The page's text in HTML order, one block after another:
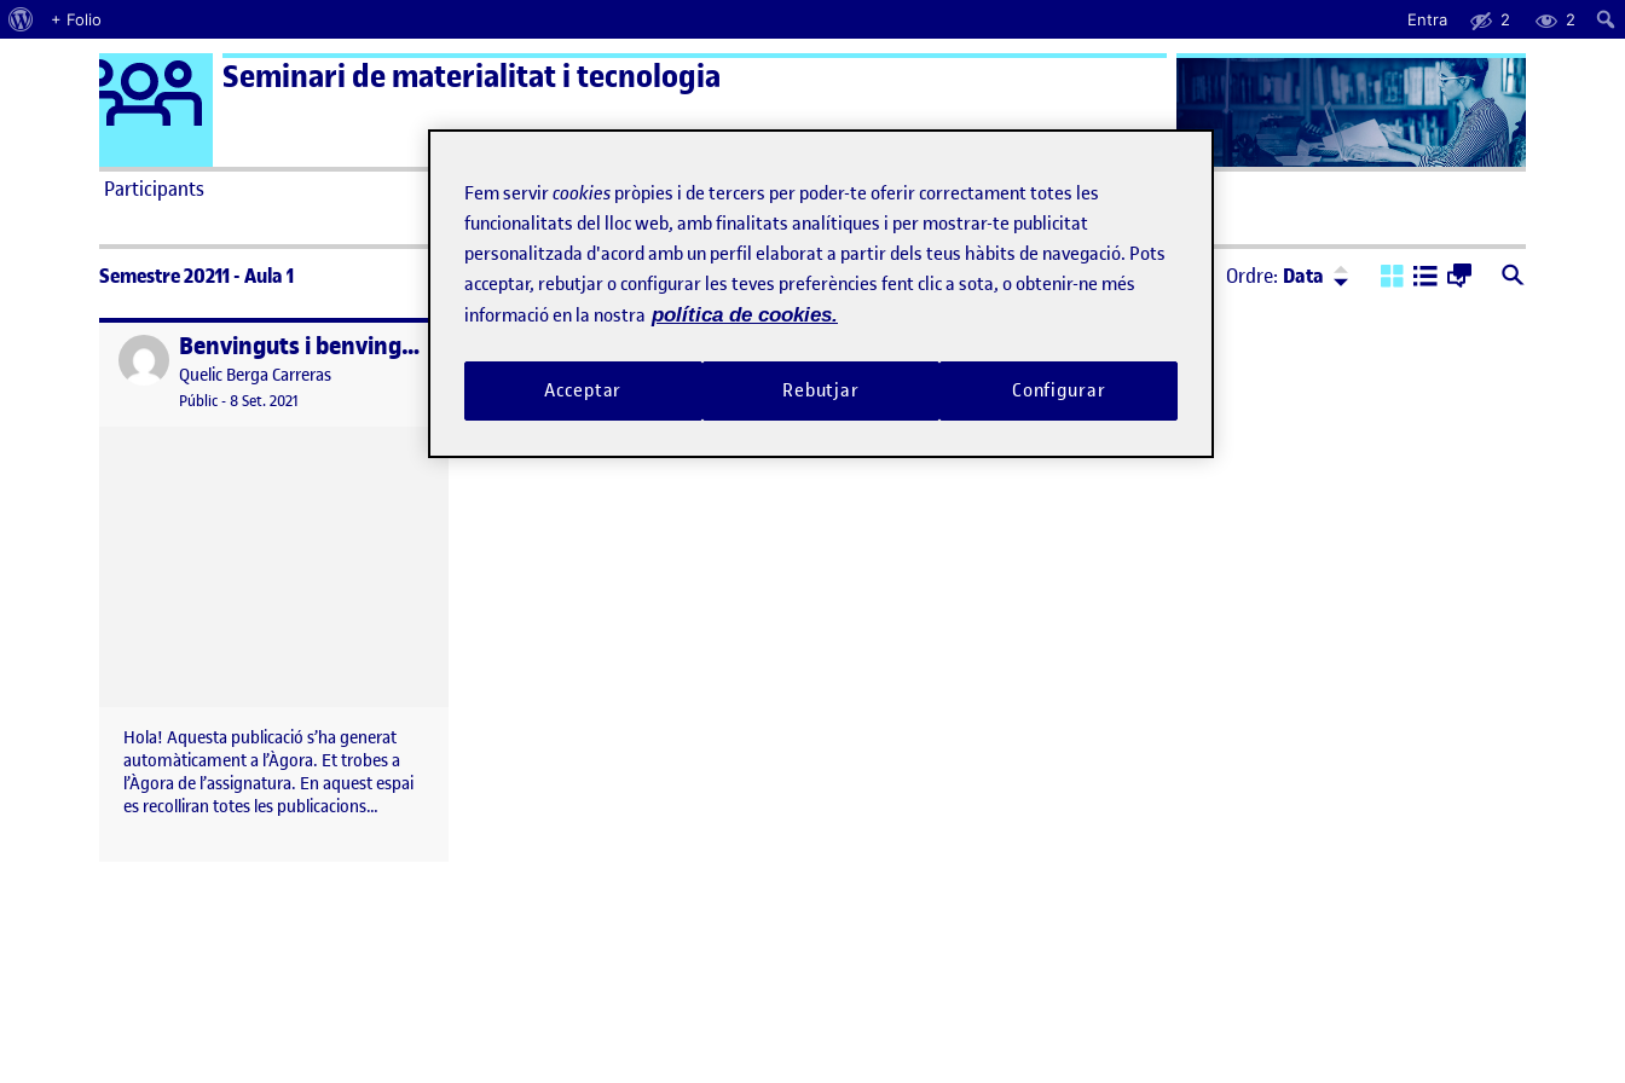
Quant al WordPress
+ Folio Entra 2 2
Saltar al contingut Logo Ágora
Seminari de materialitat i tecnologia
Participants ActiFolios Ajuda
Semestre 20211 - Aula 1 Ordre: Data Ordre: Descendent
Publicat per Benvinguts i benvingudes!
Publicat per
Quelic Berga Carreras
Visibilitat:
Públic-Data de publicació
8 Set. 2021
Hola! Aquesta publicació s’ha generat
automàticament a l’Àgora. Et trobes a
l’Àgora de l’assignatura. En aquest espai
es recolliran totes les publicacions…
Fem servircookies pròpies i de tercers per poder-te oferir correctament totes les
funcionalitats del lloc web, amb finalitats analítiques i per mostrar-te publicitat
personalitzada d'acord amb un perfil elaborat a partir dels teus hàbits de navegació. Pots
acceptar, rebutjar o configurar les teves preferències fent clic a sota, o obtenir-ne més
informació en la nostra política de cookies.
Rebutjar
Acceptar Configurar